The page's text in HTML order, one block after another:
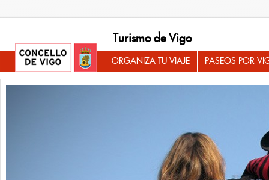
Turismo de Vigo
ORGANIZA TU VIAJE PASEOS POR